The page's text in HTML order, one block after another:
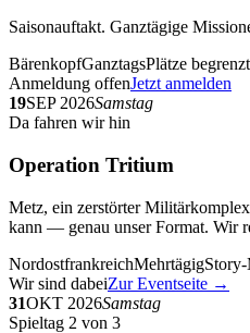
Saisonauftakt. Ganztägige
BärenkopfGanztagsPlätze begrenzt
Anmeldung offenJetzt anmelden
19SEP 2026Samstag
Da fahren wir hin
Operation Tritium
Metz, ein zerstörter
kann — genau unser Format. Wir
NordostfrankreichMehrtägig
Wir sind dabeiZur Eventseite →
31OKT 2026Samstag
Spieltag 2 von 3